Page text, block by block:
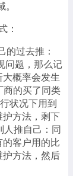
：
的过去推：
问题，那么记
概率会发生
商的买了同类
状况下用到
护方法，剩下
人推自己：同
客户用的比
护方法，然后